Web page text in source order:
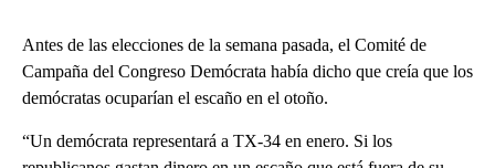
Antes de las elecciones de la semana pasada, el Comité de
Campaña del Congreso Demócrata había dicho que creía que los
demócratas ocuparían el escaño en el otoño.
“Un demócrata representará a TX-34 en enero. Si los